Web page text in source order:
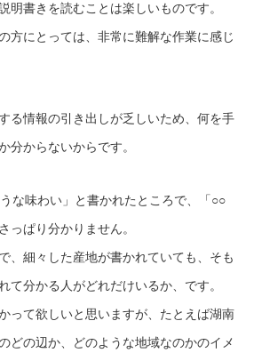
明書きを読むことは楽しいものです。
方にとっては、非常に難解な作業に感じ
る情報の引き出しが乏しいため、何を手
分からないからです。
な味わい」と書かれたところで、「○○
っぱり分かりません。
、細々した産地が書かれていても、そも
て分かる人がどれだけいるか、です。
って欲しいと思いますが、たとえば湖南
どの辺か、どのような地域なのかのイメ